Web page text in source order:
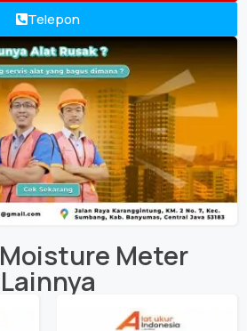
Telepon
Moisture Meter
Lainnya